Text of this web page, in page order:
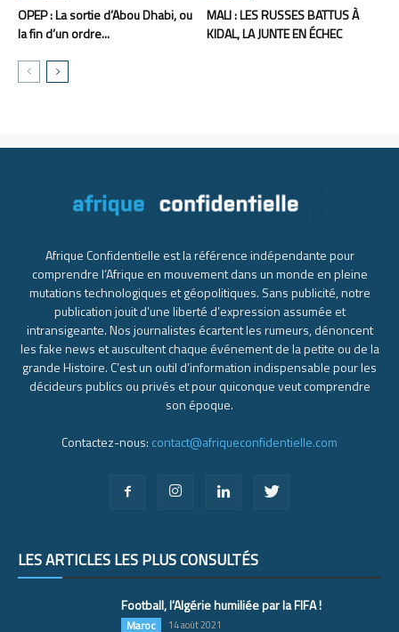
OPEP : La sortie d’Abou Dhabi, ou
la fin d’un ordre...
MALI : LES RUSSES BATTUS À
KIDAL, LA JUNTE EN ÉCHEC
Afrique Confidentielle est la référence indépendante pour
comprendre l’Afrique en mouvement dans un monde en pleine
mutations technologiques et géopolitiques. Sans publicité, notre
publication jouit d’une liberté d’expression assumée et
intransigeante. Nos journalistes écartent les rumeurs, dénoncent
les fake news et auscultent chaque événement de la petite ou de la
grande Histoire. C’est un outil d’information indispensable pour les
décideurs publics ou privés et pour quiconque veut comprendre
son époque.
Contactez-nous: contact@afriqueconfidentielle.com
LES ARTICLES LES PLUS CONSULTÉS
Football, l’Algérie humiliée par la FIFA !
Maroc 14 août 2021